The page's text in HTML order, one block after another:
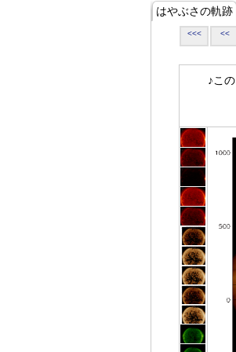
はやぶさの軌跡
<<< <<
♪この